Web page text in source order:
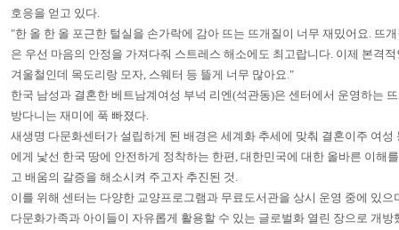
호응을 얻고 있다.
"한 올 한 올 포근한 털실을 손가락에 감아 뜨는 뜨개질이 너무 재밌어요. 뜨
은 우선 마음의 안정을 가져다줘 스트레스 해소에도 최고랍니다. 이제 본격적
겨울철인데 목도리랑 모자, 스웨터 등 뜰게 너무 많아요."
한국 남성과 결혼한 베트남계여성 부넉 리엔(석관동)은 센터에서 운영하는
방다니는 재미에 푹 빠졌다.
새생명 다문화센터가 설립하게 된 배경은 세계화 추세에 맞춰 결혼이주 여성
에게 낯선 한국 땅에 안전하게 정착하는 한편, 대한민국에 대한 올바른 이해
고 배움의 갈증을 해소시켜 주고자 추진된 것.
이를 위해 센터는 다양한 교양프로그램과 무료도서관을 상시 운영 중에 있으
다문화가족과 아이들이 자유롭게 활용할 수 있는 글로벌화 열린 장으로 개방